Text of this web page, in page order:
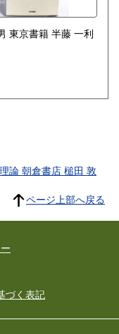
東京書籍 半藤 一利
論 朝倉書店 槌田 敦
ページ上部へ戻る
づく表記